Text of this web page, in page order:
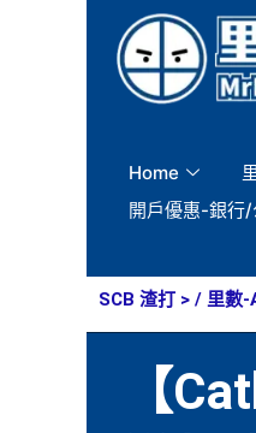
Home
開戶優惠-銀行/
SCB 渣打 > / 里數-
【